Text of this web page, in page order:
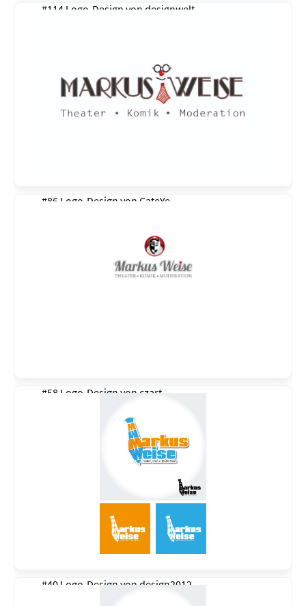
#114 Logo-Design von designwelt
#86 Logo-Design von CateYe
#58 Logo-Design von czart
#40 Logo-Design von design2012